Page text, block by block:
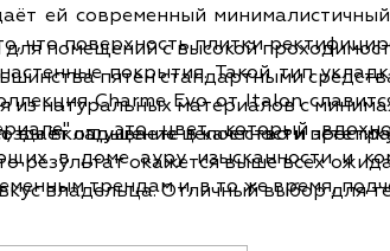
ей современный
что поверхность плитки
покрытия. Такой тип
— это цвет, который
в доме ауру изысканности и
трендам и, в то же время,
для помещений с высокой
пятен стандартными
из натуральных материалов с
ощущение целостности
вкладываете в качество и
результат окажется выше всех
владельца. Отличный выбор для